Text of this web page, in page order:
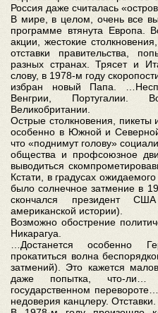
Россия даже считалась
В мире, в целом, очень все
программе втянута Европа.
акции, жестокие
отставки правительства,
разных странах. Трясет и
слову, в 1978-м году
избран новый Папа.
Венгрии, Португалии.
Великобритании.
Острые столкновения, пикеты
особенно в Южной и
что «поднимут голову»
общества и профсоюзное
выводиться
Кстати, в градусах
было солнечное затмение в
скончался президент
американской истории).
Возможно обострение
Никарагуа.
…Достанется особенно
прокатиться волна
затмений). Это кажется
даже попытка, что-
государственном
недоверия канцлеру. Отставки.